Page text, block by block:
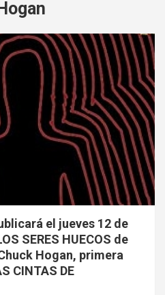
el jueves 12 de
SERES HUECOS de
Hogan, primera
CINTAS DE